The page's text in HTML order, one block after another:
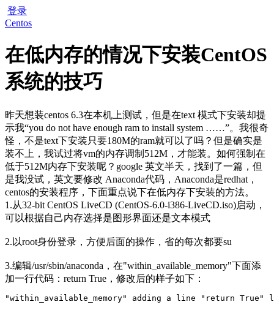
登录
Centos
在低内存的情况下安装CentOS
系统的技巧
昨天想装centos 6.3在本机上测试，但是在text 模式下安装却提
示我“you do not have enough ram to install system ……”。我很奇
怪，不是text下安装只要180M的ram就可以了吗？但是确实是
装不上，我试过将vm的内存调制512M，才能装。如何强制在
低于512M内存下安装呢？google 英文半天，找到了一篇，但
是我没试，英文要修改 Anaconda代码，Anaconda是redhat，
centos的安装程序，下面重点说下在低内存下安装的方法。
1.从32-bit CentOS LiveCD (CentOS-6.0-i386-LiveCD.iso)启动，
可以根据自己内存选择是图形界面还是文本模式
2.以root身份登录，方便后面的操作，省的每次都要su
3.编辑/usr/sbin/anaconda，在"within_available_memory"下面添
加一行代码：return True，修改后的样子如下：
"within_available_memory" adding a line "return